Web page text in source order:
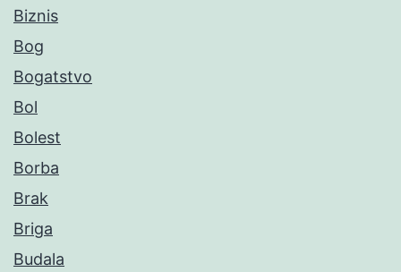
Biznis
Bog
Bogatstvo
Bol
Bolest
Borba
Brak
Briga
Budala